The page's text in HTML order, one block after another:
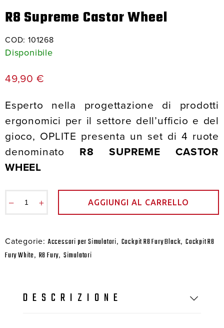
R8 Supreme Castor Wheel
COD: 101268
Disponibile
49,90 €
Esperto nella progettazione di prodotti
ergonomici per il settore dell’ufficio e del
gioco, OPLITE presenta un set di 4 ruote
denominato R8 SUPREME CASTOR
WHEEL
− + AGGIUNGI AL CARRELLO
Categorie:Accessori per Simulatori, Cockpit R8 Fury Black,Cockpit R8
Fury White, R8 Fury, Simulatori
DESCRIZIONE